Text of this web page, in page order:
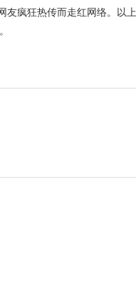
友疯狂热传而走红网络。以